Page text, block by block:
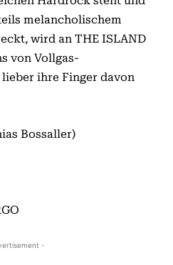
melancholischem
wird an THE ISLAND
von Vollgas-
ihre Finger davon
Bossaller)
-